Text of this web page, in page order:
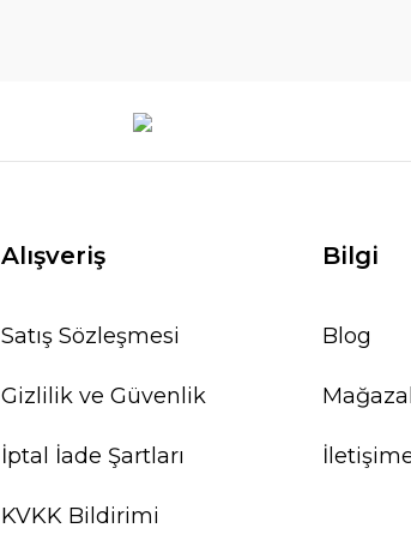
Alışveriş
Satış Sözleşmesi
Gizlilik ve Güvenlik
İptal İade Şartları
KVKK Bildirimi
Bilgi
Blog